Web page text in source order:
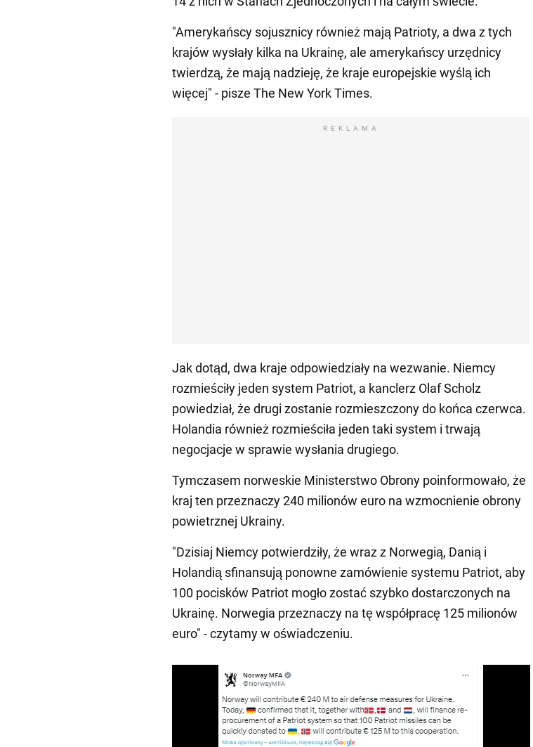
"Amerykańscy sojusznicy również mają Patrioty, a dwa z tych
krajów wysłały kilka na Ukrainę, ale amerykańscy urzędnicy
twierdzą, że mają nadzieję, że kraje europejskie wyślą ich
więcej" - pisze The New York Times.
REKLAMA
Jak dotąd, dwa kraje odpowiedziały na wezwanie. Niemcy
rozmieściły jeden system Patriot, a kanclerz Olaf Scholz
powiedział, że drugi zostanie rozmieszczony do końca czerwca.
Holandia również rozmieściła jeden taki system i trwają
negocjacje w sprawie wysłania drugiego.
Tymczasem norweskie Ministerstwo Obrony poinformowało, że
kraj ten przeznaczy 240 milionów euro na wzmocnienie obrony
powietrznej Ukrainy.
"Dzisiaj Niemcy potwierdziły, że wraz z Norwegią, Danią i
Holandią sfinansują ponowne zamówienie systemu Patriot, aby
100 pocisków Patriot mogło zostać szybko dostarczonych na
Ukrainę. Norwegia przeznaczy na tę współpracę 125 milionów
euro" - czytamy w oświadczeniu.